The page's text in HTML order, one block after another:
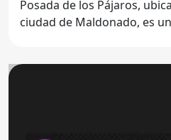
Posada de los Pájaros,
ciudad de Maldonado, es